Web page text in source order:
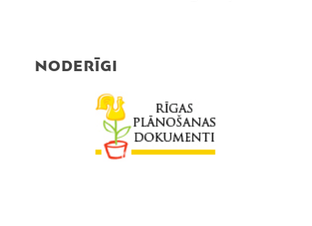
Rumbula
Sarkandaugava
NODERĪGI